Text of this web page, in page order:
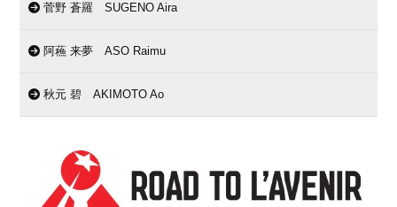
菅野 蒼羅 SUGENO Aira
阿蘓 来夢 ASO Raimu
秋元 碧 AKIMOTO Ao